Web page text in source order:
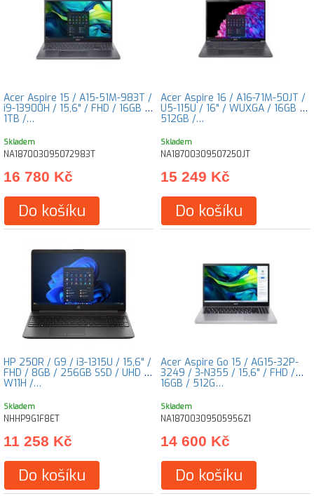
Acer Aspire 15 / A15-51M-983T /
i9-13900H / 15,6" / FHD / 16GB /
1TB /…
Skladem
NA187003095072983T
16 780 Kč
Do košíku
Acer Aspire 16 / A16-71M-50JT /
U5-115U / 16" / WUXGA / 16GB /
512GB /…
Skladem
NA18700309507250JT
15 249 Kč
Do košíku
HP 250R / G9 / i3-1315U / 15,6" /
FHD / 8GB / 256GB SSD / UHD /
W11H /…
Skladem
NHHP9G1F8ET
11 258 Kč
Do košíku
Acer Aspire Go 15 / AG15-32P-
3249 / 3-N355 / 15,6" / FHD /
16GB / 512G…
Skladem
NA18700309505956Z1
14 600 Kč
Do košíku